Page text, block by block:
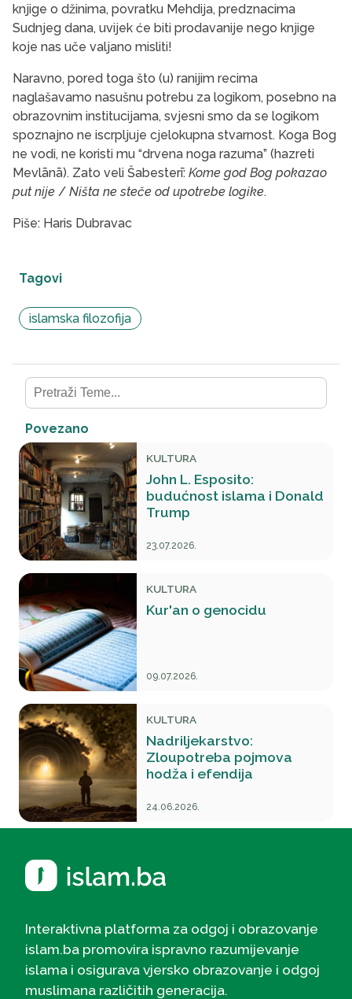
knjige o džinima, povratku Mehdija, predznacima
Sudnjeg dana, uvijek će biti prodavanije nego knjige
koje nas uče valjano misliti!
Naravno, pored toga što (u) ranijim recima
naglašavamo nasušnu potrebu za logikom, posebno na
obrazovnim institucijama, svjesni smo da se logikom
spoznajno ne iscrpljuje cjelokupna stvarnost. Koga Bog
ne vodi, ne koristi mu “drvena noga razuma” (hazreti
Mevlānā). Zato veli Šabesterī: Kome god Bog pokazao
put nije / Ništa ne steče od upotrebe logike.
Piše: Haris Dubravac
Tagovi
islamska filozofija
Povezano
KULTURA
John L. Esposito:
budućnost islama i Donald
Trump
23.07.2026.
KULTURA
Kur'an o genocidu
09.07.2026.
KULTURA
Nadriljekarstvo:
Zloupotreba pojmova
hodža i efendija
24.06.2026.
Interaktivna platforma za odgoj i obrazovanje
islam.ba promovira ispravno razumijevanje
islama i osigurava vjersko obrazovanje i odgoj
muslimana različitih generacija.